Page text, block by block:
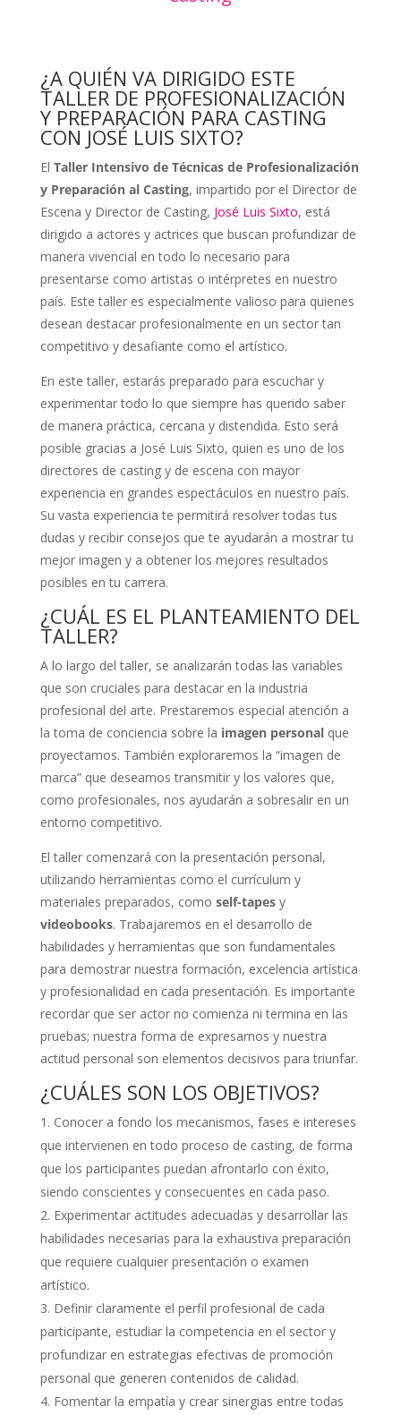
¿A QUIÉN VA DIRIGIDO ESTE
TALLER DE PROFESIONALIZACIÓN
Y PREPARACIÓN PARA CASTING
CON JOSÉ LUIS SIXTO?
El Taller Intensivo de Técnicas de Profesionalización
y Preparación al Casting, impartido por el Director de
Escena y Director de Casting, José Luis Sixto, está
dirigido a actores y actrices que buscan profundizar de
manera vivencial en todo lo necesario para
presentarse como artistas o intérpretes en nuestro
país. Este taller es especialmente valioso para quienes
desean destacar profesionalmente en un sector tan
competitivo y desafiante como el artístico.
En este taller, estarás preparado para escuchar y
experimentar todo lo que siempre has querido saber
de manera práctica, cercana y distendida. Esto será
posible gracias a José Luis Sixto, quien es uno de los
directores de casting y de escena con mayor
experiencia en grandes espectáculos en nuestro país.
Su vasta experiencia te permitirá resolver todas tus
dudas y recibir consejos que te ayudarán a mostrar tu
mejor imagen y a obtener los mejores resultados
posibles en tu carrera.
¿CUÁL ES EL PLANTEAMIENTO DEL
TALLER?
A lo largo del taller, se analizarán todas las variables
que son cruciales para destacar en la industria
profesional del arte. Prestaremos especial atención a
la toma de conciencia sobre la imagen personalque
proyectamos. También exploraremos la “imagen de
marca” que deseamos transmitir y los valores que,
como profesionales, nos ayudarán a sobresalir en un
entorno competitivo.
El taller comenzará con la presentación personal,
utilizando herramientas como el currículum y
materiales preparados, como self-tapesy
videobooks. Trabajaremos en el desarrollo de
habilidades y herramientas que son fundamentales
para demostrar nuestra formación, excelencia artística
y profesionalidad en cada presentación. Es importante
recordar que ser actor no comienza ni termina en las
pruebas; nuestra forma de expresarnos y nuestra
actitud personal son elementos decisivos para triunfar.
¿CUÁLES SON LOS OBJETIVOS?
Conocer a fondo los mecanismos, fases e intereses
que intervienen en todo proceso de casting, de forma
que los participantes puedan afrontarlo con éxito,
siendo conscientes y consecuentes en cada paso.
Experimentar actitudes adecuadas y desarrollar las
habilidades necesarias para la exhaustiva preparación
que requiere cualquier presentación o examen
artístico.
Definir claramente el perfil profesional de cada
participante, estudiar la competencia en el sector y
profundizar en estrategias efectivas de promoción
personal que generen contenidos de calidad.
Fomentar la empatía y crear sinergias entre todas